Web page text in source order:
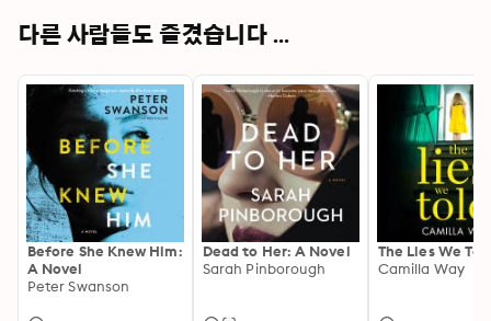
다른 사람들도 즐겼습니다 ...
Before She Knew Him:
A Novel
Peter Swanson
Dead to Her: A Novel
Sarah Pinborough
The Lies We
Camilla Way